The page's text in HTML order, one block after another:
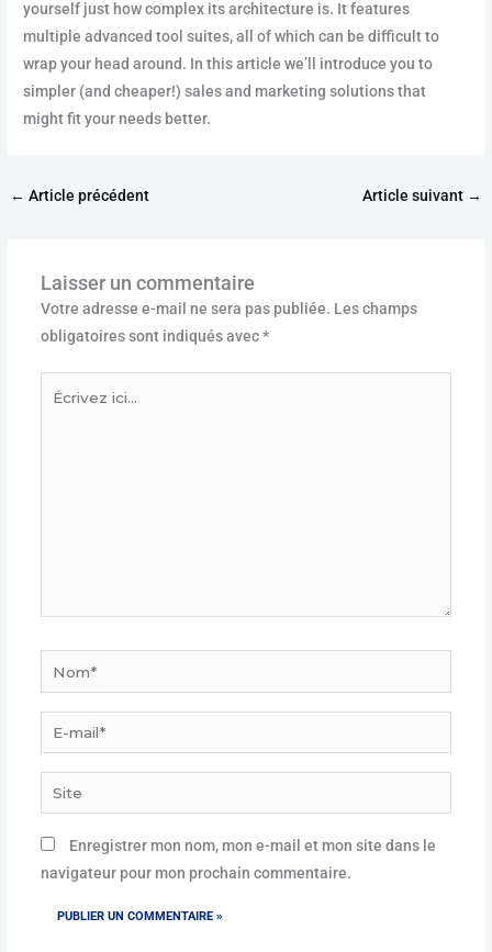
yourself just how complex its architecture is. It features
multiple advanced tool suites, all of which can be difficult to
wrap your head around. In this article we’ll introduce you to
simpler (and cheaper!) sales and marketing solutions that
might fit your needs better.
← Article précédent Article suivant →
Laisser un commentaire
Votre adresse e-mail ne sera pas publiée. Les champs
obligatoires sont indiqués avec*
mail*
Site
Enregistrer mon nom, mon e-mail et mon site dans le
navigateur pour mon prochain commentaire.